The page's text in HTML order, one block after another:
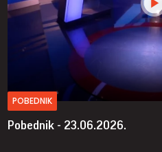
POBEDNIK
Pobednik - 23.06.2026.